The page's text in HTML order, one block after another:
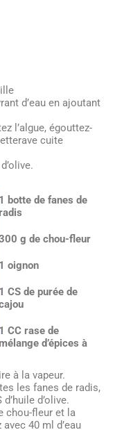
d’eau en ajoutant
l’algue, égouttez-
cuite
1 botte de fanes de
g de chou-fleur
1 oignon
1 CS de purée de
1 CC rase de
d’épices à
à la vapeur.
les fanes de radis,
d’olive.
chou-fleur et la
40 ml d’eau